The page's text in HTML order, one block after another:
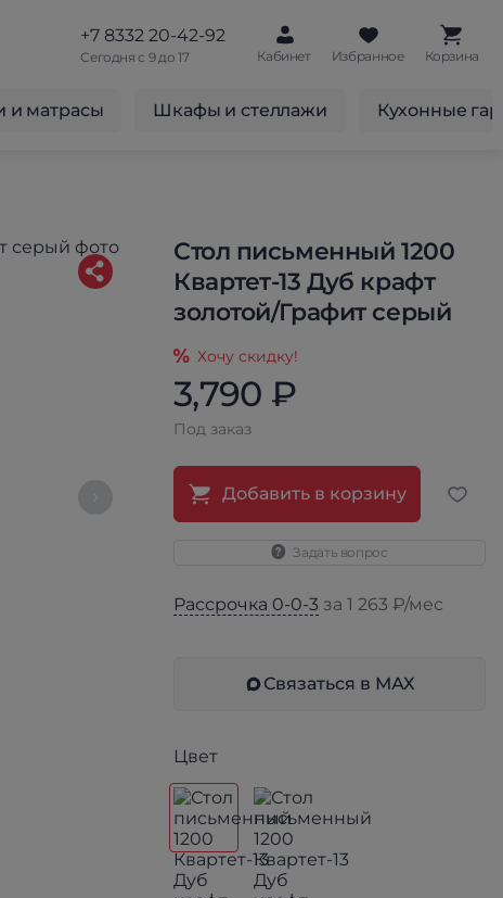
+7 8332 20-42-92
Сегодня с 9 до 17 Кабинет Избранное Корзина
и матрасы Шкафы и стеллажи Кухонные
Стол письменный 1200
Квартет-13 Дуб крафт
золотой/Графит серый
Хочу скидку!
3,790 ₽
Под заказ
Добавить в корзину
Задать вопрос
Рассрочка 0-0-3 за 1 263 ₽/мес
Связаться в МАХ
Цвет